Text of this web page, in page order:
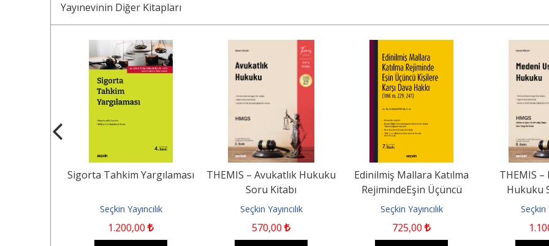
Yayınevinin Diğer Kitapları
Sigorta Tahkim Yargılaması
Seçkin Yayıncılık
1.200,00
THEMIS – Avukatlık Hukuku
Soru Kitabı
Seçkin Yayıncılık
570,00
Edinilmiş Mallara Katılma
RejimindeEşin Üçüncü
Kişilere Karşı Dava Hakkı...
Seçkin Yayıncılık
725,00
THEMIS
Hukuku
Seçkin